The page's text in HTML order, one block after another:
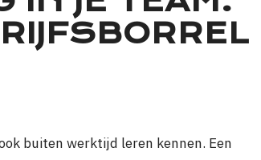
buiten werktijd leren kennen. Een